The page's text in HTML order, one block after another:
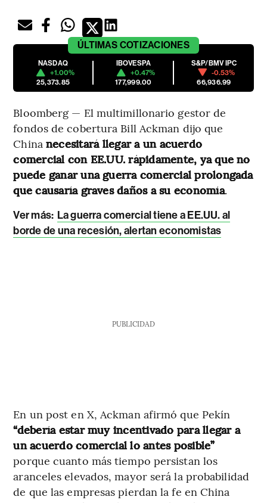
ÚLTIMAS COTIZACIONES
NASDAQ
+1.00%
25,373.85
IBOVESPA
+0.47%
177,999.00
S&P/BMV IPC
-0.53%
66,936.99
Bloomberg — El multimillonario gestor de
fondos de cobertura Bill Ackman dijo que
China necesitará llegar a un acuerdo
comercial con EE.UU. rápidamente, ya que no
puede ganar una guerra comercial prolongada
que causaría graves daños a su economía.
Ver más: La guerra comercial tiene a EE.UU. al
borde de una recesión, alertan economistas
PUBLICIDAD
En un post en X, Ackman afirmó que Pekín
“debería estar muy incentivado para llegar a
un acuerdo comercial lo antes posible”
porque cuanto más tiempo persistan los
aranceles elevados, mayor será la probabilidad
de que las empresas pierdan la fe en China